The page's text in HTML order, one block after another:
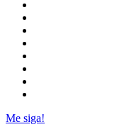
Me siga!